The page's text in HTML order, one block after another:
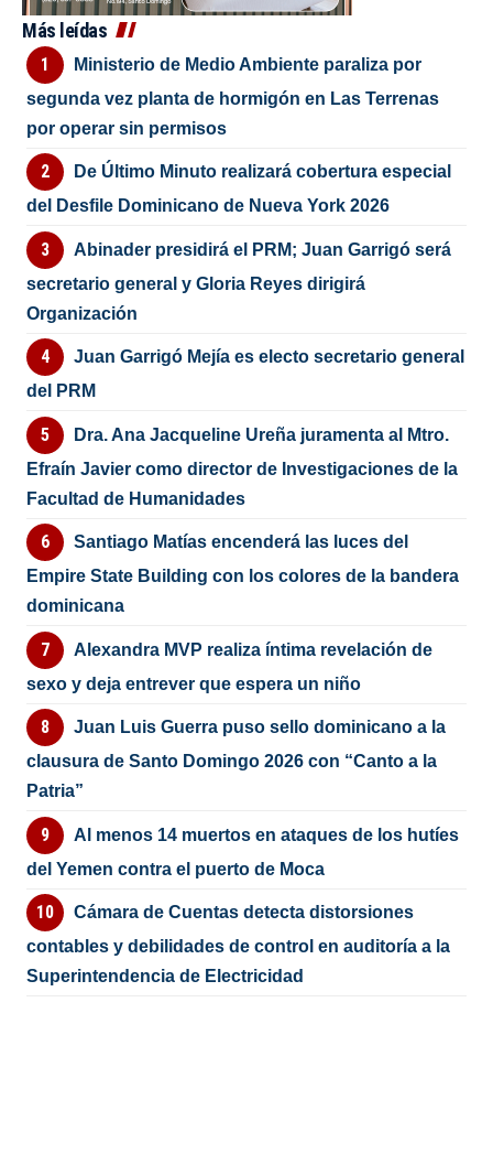
Más leídas
Ministerio de Medio Ambiente paraliza por
segunda vez planta de hormigón en Las Terrenas
por operar sin permisos
De Último Minuto realizará cobertura especial
del Desfile Dominicano de Nueva York 2026
Abinader presidirá el PRM; Juan Garrigó será
secretario general y Gloria Reyes dirigirá
Organización
Juan Garrigó Mejía es electo secretario general
del PRM
Dra. Ana Jacqueline Ureña juramenta al Mtro.
Efraín Javier como director de Investigaciones de la
Facultad de Humanidades
Santiago Matías encenderá las luces del
Empire State Building con los colores de la bandera
dominicana
Alexandra MVP realiza íntima revelación de
sexo y deja entrever que espera un niño
Juan Luis Guerra puso sello dominicano a la
clausura de Santo Domingo 2026 con “Canto a la
Patria”
Al menos 14 muertos en ataques de los hutíes
del Yemen contra el puerto de Moca
Cámara de Cuentas detecta distorsiones
contables y debilidades de control en auditoría a la
Superintendencia de Electricidad